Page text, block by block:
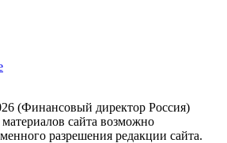
(Финансовый директор Россия)
сайта возможно
разрешения редакции сайта.